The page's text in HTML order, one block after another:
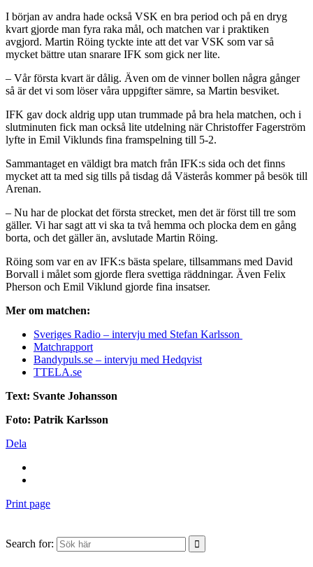
I början av andra hade också VSK en bra period och på en dryg
kvart gjorde man fyra raka mål, och matchen var i praktiken
avgjord. Martin Röing tyckte inte att det var VSK som var så
mycket bättre utan snarare IFK som gick ner lite.
– Vår första kvart är dålig. Även om de vinner bollen några gånger
så är det vi som löser våra uppgifter sämre, sa Martin besviket.
IFK gav dock aldrig upp utan trummade på bra hela matchen, och i
slutminuten fick man också lite utdelning när Christoffer Fagerström
lyfte in Emil Viklunds fina framspelning till 5-2.
Sammantaget en väldigt bra match från IFK:s sida och det finns
mycket att ta med sig tills på tisdag då Västerås kommer på besök till
Arenan.
– Nu har de plockat det första strecket, men det är först till tre som
gäller. Vi har sagt att vi ska ta två hemma och plocka dem en gång
borta, och det gäller än, avslutade Martin Röing.
Röing som var en av IFK:s bästa spelare, tillsammans med David
Borvall i målet som gjorde flera svettiga räddningar. Även Felix
Pherson och Emil Viklund gjorde fina insatser.
Mer om matchen:
Sveriges Radio – intervju med Stefan Karlsson
Matchrapport
Bandypuls.se – intervju med Hedqvist
TTELA.se
Text: Svante Johansson
Foto: Patrik Karlsson
Dela
Print page
Search for: